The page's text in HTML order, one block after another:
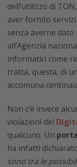
dell’utilizzo di
aver fornito
senza averne
all’Agenzia
informatici come
tratta, questa, di
accomuna
Non c’è invece
violazioni del
qualcuno. Un
ha infatti
sono tra le